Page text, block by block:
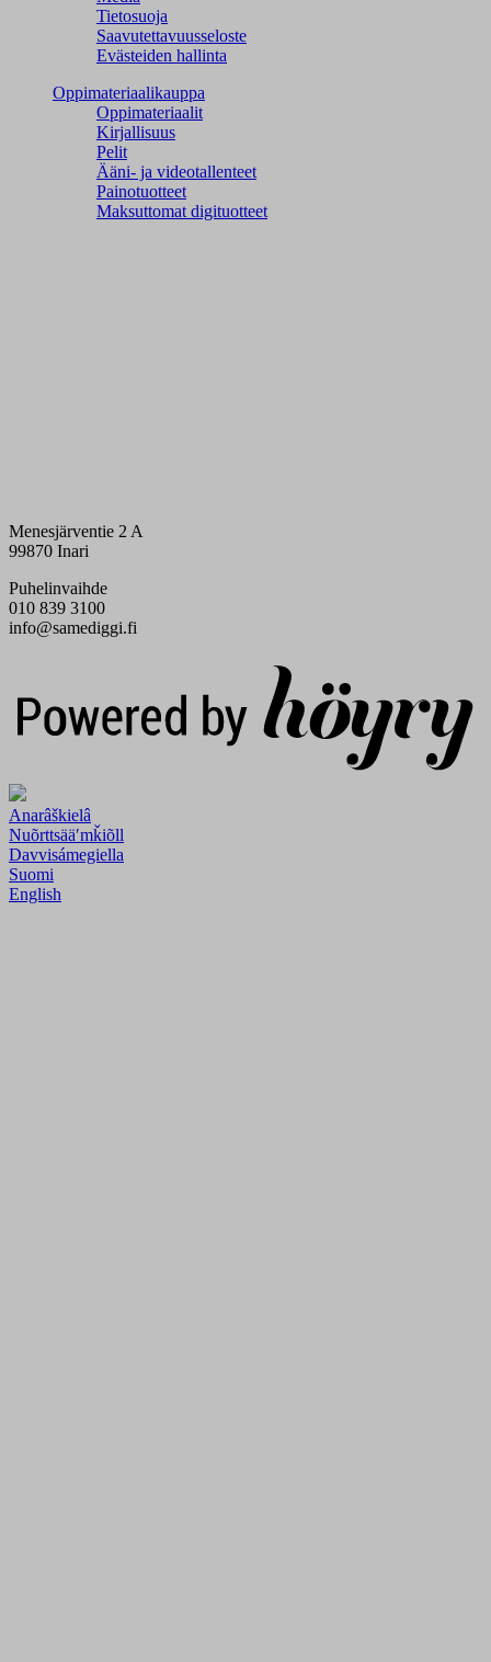
Tietosuoja
Saavutettavuusseloste
Evästeiden hallinta
Oppimateriaalikauppa
Oppimateriaalit
Kirjallisuus
Pelit
Ääni- ja videotallenteet
Painotuotteet
Maksuttomat digituotteet
Menesjärventie 2 A
99870 Inari
Puhelinvaihde
010 839 3100
info@samediggi.fi
Anarâškielâ
Nuõrttsääʹmǩiõll
Davvisámegiella
Suomi
English